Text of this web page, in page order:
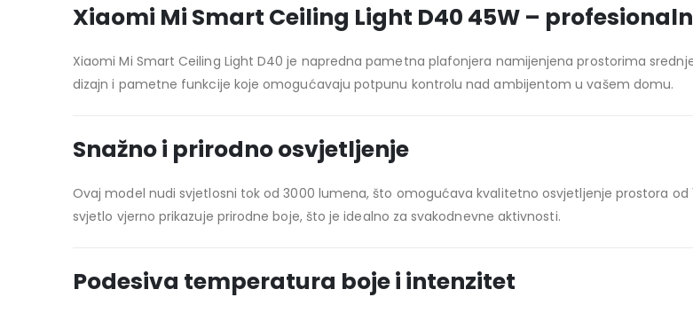
Xiaomi Mi Smart Ceiling Light D40 45W –
Xiaomi Mi Smart Ceiling Light D40 je napredna pametna plafonjera namijenjena prostorima
dizajn i pametne funkcije koje omogućavaju potpunu kontrolu nad ambijentom u vašem domu.
Snažno i prirodno osvjetljenje
Ovaj model nudi svjetlosni tok od 3000 lumena, što omogućava kvalitetno osvjetljenje prostora od
svjetlo vjerno prikazuje prirodne boje, što je idealno za svakodnevne aktivnosti.
Podesiva temperatura boje i intenzitet